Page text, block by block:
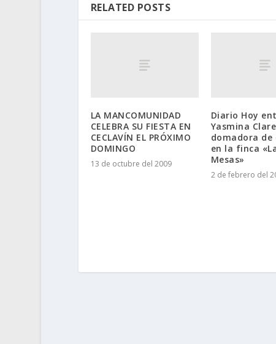
RELATED POSTS
LA MANCOMUNIDAD
CELEBRA SU FIESTA EN
CECLAVÍN EL PRÓXIMO
DOMINGO
13 de octubre del 2009
Diario Hoy
Yasmina
domadora de
en la finca
Mesas»
2 de febrero del